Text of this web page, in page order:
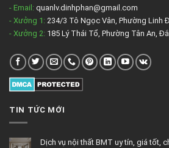
- Email: quanlv.dinhphan@gmail.com
- Xưởng 1: 234/3 Tô Ngọc Vân, Phường Linh
- Xưởng 2: 185 Lý Thái Tổ, Phường Tân An,
TIN TỨC MỚI
Dịch vụ nội thất BMT uy tín, giá tốt,